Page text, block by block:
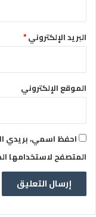
البريد الإلكتروني*
الموقع الإلكتروني
احفظ اسمي، بريدي
المتصفح لاستخدامها